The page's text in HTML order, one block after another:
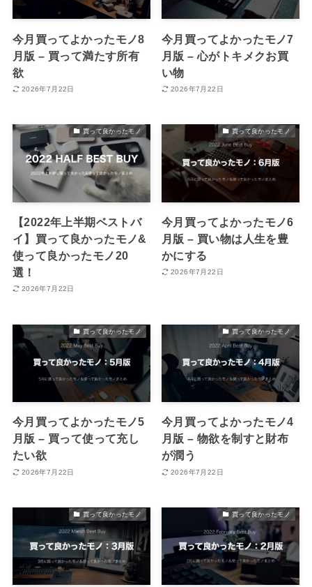
今月買ってよかったモノ8
月版 – 買って満たす所有
欲
2026年7月22日
今月買ってよかったモノ7
月版 – 心がトキメクお買
い物
2026年7月22日
買って良かったモノ
【2022年上半期ベストバ
イ】買って良かったモノ&
使って良かったモノ20
選！
2026年7月22日
買って良かったモノ
今月買ってよかったモノ6
月版 – 買い物は人生を豊
かにする
2026年7月22日
買って良かったモノ
今月買ってよかったモノ5
月版 – 買って使って充し
たい欲
2026年7月22日
買って良かったモノ
今月買ってよかったモノ4
月版 – 物欲を制すと財布
が潤う
2026年7月22日
買って良かったモノ 買って良かったモノ